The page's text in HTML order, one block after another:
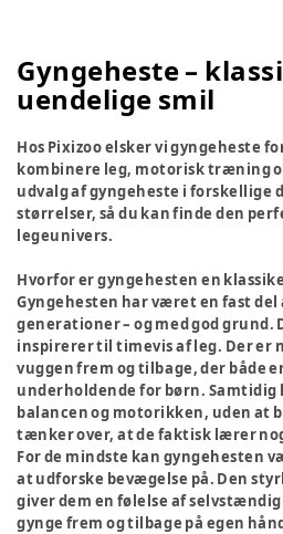
Gyngeheste –
uendelige smil
Hos Pixizoo elsker vi gyngeheste
kombinere leg, motorisk træning
udvalg af gyngeheste i forskellige
størrelser, så du kan finde den
legeunivers.
Hvorfor er gyngehesten en
Gyngehesten har været en fast
generationer – og med god grund.
inspirerer til timevis af leg. Der er
vuggen frem og tilbage, der både
underholdende for børn.
balancen og motorikken, uden at
tænker over, at de faktisk lærer
For de mindste kan gyngehesten
at udforske bevægelse på. Den
giver dem en følelse af
gynge frem og tilbage på egen